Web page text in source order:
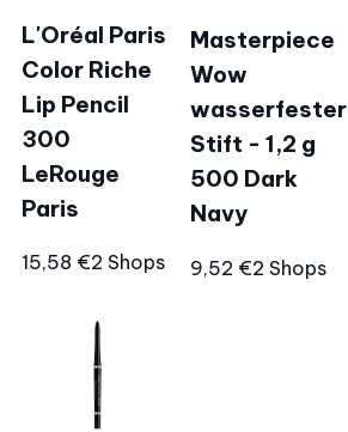
L'Oréal Paris
Color Riche
Lip Pencil
300
LeRouge
Paris
15,58 €2 Shops
Masterpiece
Wow
wasserfester
Stift - 1,2 g
500 Dark
Navy
9,52 €2 Shops